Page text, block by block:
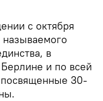
с октября
называемого
в
и по всей
посвященные 30-